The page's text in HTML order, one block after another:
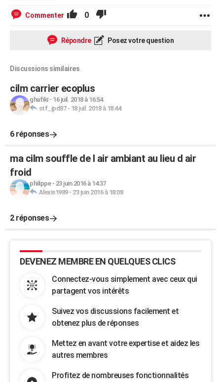
Commenter 0
Répondre Posez votre question
Discussions similaires
cilm carrier ecoplus
ghafiki- 16 juil. 2018 à 16:54
stf_jpd87- 18 juil. 2018 à 18:44
6 réponses
ma cilm souffle de l air ambiant au lieu d air
froid
philippe- 23 juin 2016 à 14:37
Alexis1989- 23 juin 2016 à 18:08
2 réponses
DEVENEZ MEMBRE EN QUELQUES CLICS
Connectez-vous simplement avec ceux qui
partagent vos intérêts
Suivez vos discussions facilement et
obtenez plus de réponses
Mettez en avant votre expertise et aidez les
autres membres
Profitez de nombreuses fonctionnalités